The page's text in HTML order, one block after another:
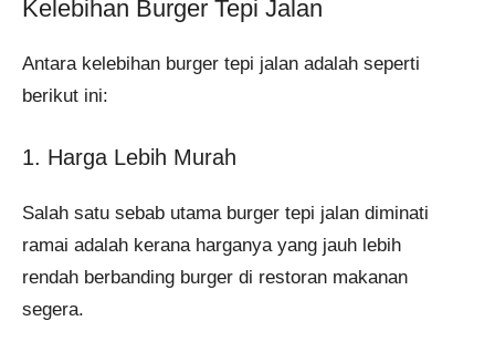
Kelebihan Burger Tepi Jalan
Antara kelebihan burger tepi jalan adalah seperti
berikut ini:
1. Harga Lebih Murah
Salah satu sebab utama burger tepi jalan diminati
ramai adalah kerana harganya yang jauh lebih
rendah berbanding burger di restoran makanan
segera.